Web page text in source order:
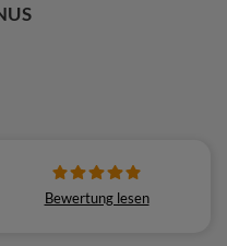
Bewertung lesen